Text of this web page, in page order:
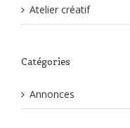
Atelier créatif
Catégories
Annonces